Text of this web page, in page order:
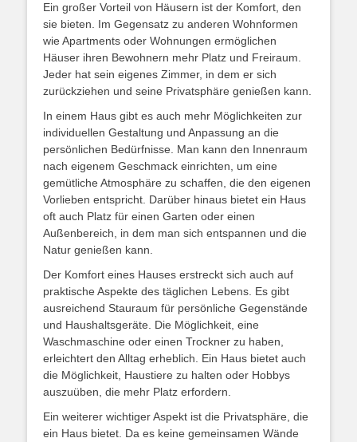
Ein großer Vorteil von Häusern ist der Komfort, den
sie bieten. Im Gegensatz zu anderen Wohnformen
wie Apartments oder Wohnungen ermöglichen
Häuser ihren Bewohnern mehr Platz und Freiraum.
Jeder hat sein eigenes Zimmer, in dem er sich
zurückziehen und seine Privatsphäre genießen kann.
In einem Haus gibt es auch mehr Möglichkeiten zur
individuellen Gestaltung und Anpassung an die
persönlichen Bedürfnisse. Man kann den Innenraum
nach eigenem Geschmack einrichten, um eine
gemütliche Atmosphäre zu schaffen, die den eigenen
Vorlieben entspricht. Darüber hinaus bietet ein Haus
oft auch Platz für einen Garten oder einen
Außenbereich, in dem man sich entspannen und die
Natur genießen kann.
Der Komfort eines Hauses erstreckt sich auch auf
praktische Aspekte des täglichen Lebens. Es gibt
ausreichend Stauraum für persönliche Gegenstände
und Haushaltsgeräte. Die Möglichkeit, eine
Waschmaschine oder einen Trockner zu haben,
erleichtert den Alltag erheblich. Ein Haus bietet auch
die Möglichkeit, Haustiere zu halten oder Hobbys
auszuüben, die mehr Platz erfordern.
Ein weiterer wichtiger Aspekt ist die Privatsphäre, die
ein Haus bietet. Da es keine gemeinsamen Wände